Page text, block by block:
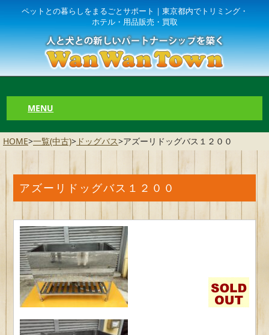
ペットとの暮らしをまるごとサポート｜東京都内でトリミング・
ホテル・用品販売・買取
MENU
HOME>一覧(中古)> ドッグバス>アズーリドッグバス１２００
アズーリドッグバス１２００